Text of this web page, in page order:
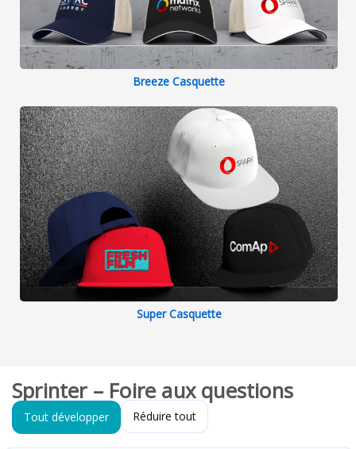
Breeze Casquette
Super Casquette
Sprinter – Foire aux questions
Tout développer Réduire tout